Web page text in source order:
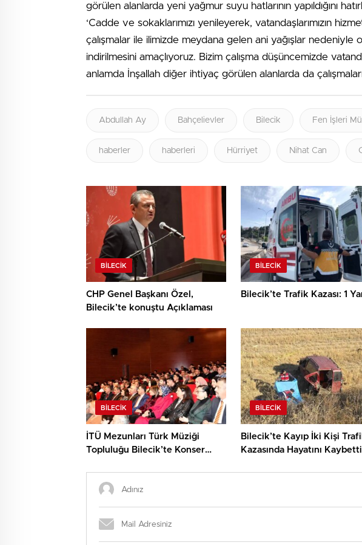
görülen alanlarda yeni yağmur suyu hatlarının yapıldığını
‘Cadde ve sokaklarımızı yenileyerek, vatandaşlarımızın
çalışmalar ile ilimizde meydana gelen ani yağışlar nedeniyle
indirilmesini amaçlıyoruz. Bizim çalışma düşüncemizde
anlamda İnşallah diğer ihtiyaç görülen alanlarda da
Abdullah Ay Bahçelievler Bilecik Fen İşleri
haberler haberleri Hürriyet Nihat Can
BILECIK
CHP Genel Başkanı Özel,
Bilecik’te konuştu Açıklaması
BILECIK
Bilecik’te Trafik Kazası: 1
BILECIK
İTÜ Mezunları Türk Müziği
Topluluğu Bilecik’te Konser
BILECIK
Bilecik’te Kayıp İki Kişi
Kazasında Hayatını Kaybetti